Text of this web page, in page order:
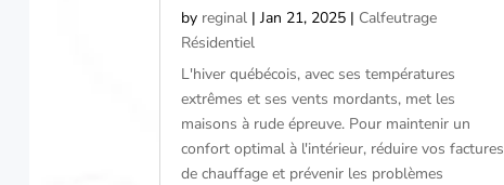
by reginal | Jan 21, 2025 | Calfeutrage
Résidentiel
L'hiver québécois, avec ses températures
extrêmes et ses vents mordants, met les
maisons à rude épreuve. Pour maintenir un
confort optimal à l'intérieur, réduire vos factures
de chauffage et prévenir les problèmes